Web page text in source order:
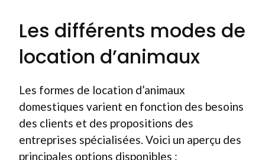
Les différents modes de
location d’animaux
Les formes de location d’animaux
domestiques varient en fonction des besoins
des clients et des propositions des
entreprises spécialisées. Voici un aperçu des
principales options disponibles :